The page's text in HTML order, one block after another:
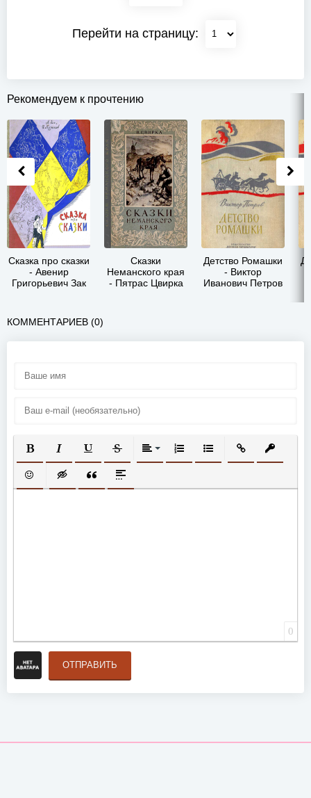
Перейти на страницу:
Рекомендуем к прочтению
Сказка про сказки
- Авенир
Григорьевич Зак
Сказки
Неманского края
- Пятрас Цвирка
Детство Ромашки
- Виктор
Иванович Петров
КОММЕНТАРИЕВ (0)
ПОЛУЖИРНЫЙ
КУРСИВПОДЧЕРКНУТЫЙ
ЗАЧЕРКНУТЫЙВЫРАВНИВАНИЕ
НУМЕРОВАННЫЙ СПИСОК
МАРКИРОВАННЫЙ
ВСТАВИТЬ
ВСТАВИТЬ СМАЙЛИК
ВСТАВКА СКРЫТОГО ТЕКСТА
ВСТАВКА ЦИТАТЫ
ВСТАВКА СПОЙЛЕРА
0
ОТПРАВИТЬ